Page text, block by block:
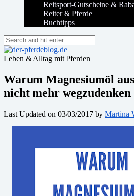
Reitsport-Gutscheine &
Reiter & Pferde
Buchtipps
Leben & Alltag mit Pferden
Warum Magnesiumöl
nicht mehr wegzudenken
Last Updated on 03/03/2017 by Martina